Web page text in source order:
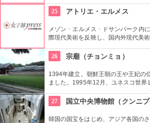
い物や散歩の合間にたまには美術鑑
のもいかがでしょう。
25 アトリエ・エルメス
メゾン ･ エルメス ･ ドサンパーク内
際現代美術を反映し、国内外現代美
26 宗廟（チョンミョ）
1394年建立。朝鮮王朝の王や王妃の
ました。1995年12月、ユネスコ世界
強く出ているもの。西洋でも見られ
27
韓国の国宝をはじめ、アジア各国の